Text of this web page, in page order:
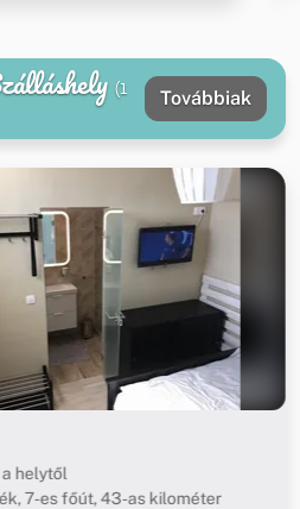
(1
Továbbiak
helytől
7-es főút, 43-as kilométer